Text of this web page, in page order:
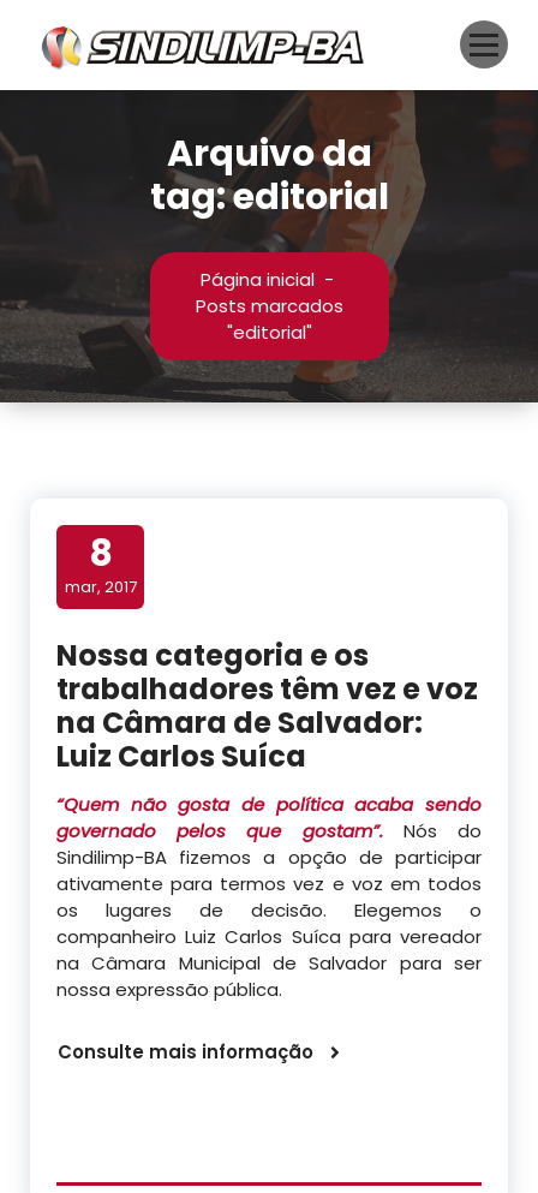
conteúdo
Arquivo da
tag: editorial
Página inicial-
Posts marcados
"editorial"
8
mar, 2017
Nossa categoria e os
trabalhadores têm vez e voz
na Câmara de Salvador:
Luiz Carlos Suíca
“Quem não gosta de política acaba sendo
governado pelos que gostam”.Nós do
Sindilimp-BA fizemos a opção de participar
ativamente para termos vez e voz em todos
os lugares de decisão. Elegemos o
companheiro Luiz Carlos Suíca para vereador
na Câmara Municipal de Salvador para ser
nossa expressão pública.
Consulte mais informação